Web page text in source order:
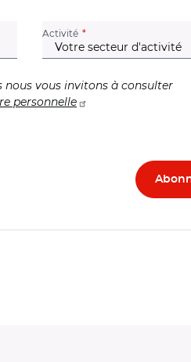
Activité (champ obligatoire)
nous vous invitons à consulter
personnelle